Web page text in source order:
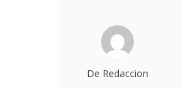
De Redaccion